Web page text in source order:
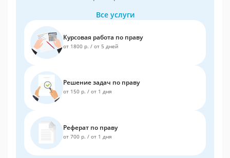
Все услуги
Курсовая работа по праву
от 1800 р. / от 5 дней
Решение задач по праву
от 150 р. / от 1 дня
Реферат по праву
от 700 р. / от 1 дня